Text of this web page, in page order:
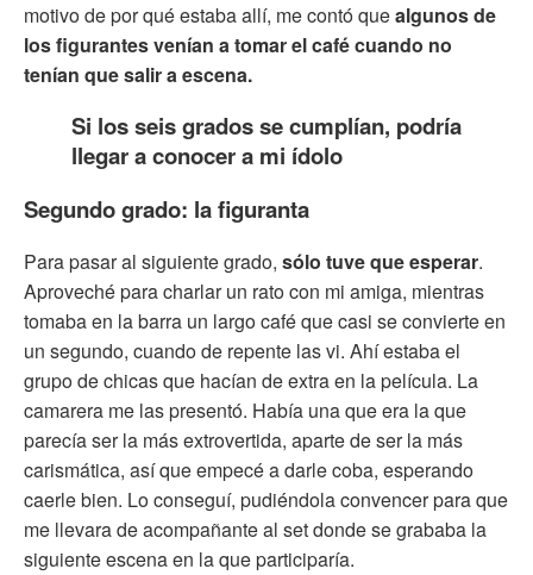
motivo de por qué estaba allí, me contó quealgunos de
los figurantes venían a tomar el café cuando no
tenían que salir a escena.
Si los seis grados se cumplían, podría
llegar a conocer a mi ídolo
Segundo grado: la figuranta
Para pasar al siguiente grado, sólo tuve que esperar.
Aproveché para charlar un rato con mi amiga, mientras
tomaba en la barra un largo café que casi se convierte en
un segundo, cuando de repente las vi. Ahí estaba el
grupo de chicas que hacían de extra en la película. La
camarera me las presentó. Había una que era la que
parecía ser la más extrovertida, aparte de ser la más
carismática, así que empecé a darle coba, esperando
caerle bien. Lo conseguí, pudiéndola convencer para que
me llevara de acompañante al set donde se grababa la
siguiente escena en la que participaría.